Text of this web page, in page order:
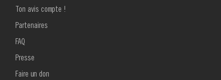
Ton avis compte !
MENU
FOOTER
Partenaires
FAQ
Presse
Faire un don